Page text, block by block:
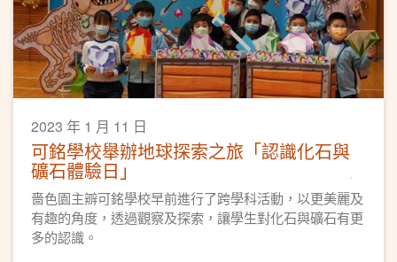
2023 年 1 月 11 日
可銘學校舉辦地球探索之旅「認識化石與
礦石體驗日」
嗇色園主辧可銘學校早前進行了跨學科活動，以更美麗及
有趣的角度，透過觀察及探索，讓學生對化石與礦石有更
多的認識。